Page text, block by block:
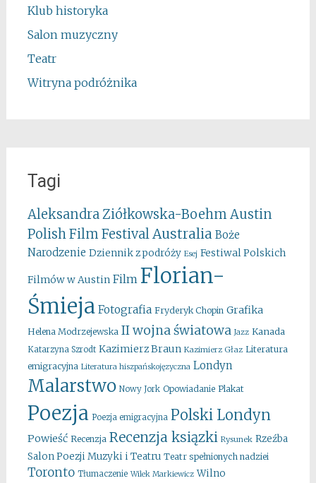
Klub historyka
Salon muzyczny
Teatr
Witryna podróżnika
Tagi
Aleksandra Ziółkowska-Boehm Austin
Polish Film FestivalAustralia Boże
Narodzenie Dziennik z podróży Esej Festiwal Polskich
Filmów w Austin Film Florian-
Śmieja Fotografia Fryderyk Chopin Grafika
Helena Modrzejewska II wojna światowa Jazz Kanada
Katarzyna Szrodt Kazimierz Braun Kazimierz Głaz Literatura
emigracyjna Literatura hiszpańskojęzyczna Londyn
Malarstwo Nowy Jork Opowiadanie Plakat
Poezja Poezja emigracyjna Polski Londyn
Powieść Recenzja Recenzja ksiązki Rysunek Rzeźba
Salon Poezji Muzyki i Teatru Teatr spełnionych nadziei
Toronto Tłumaczenie Wilek Markiewicz Wilno